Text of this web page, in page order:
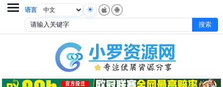
语言
